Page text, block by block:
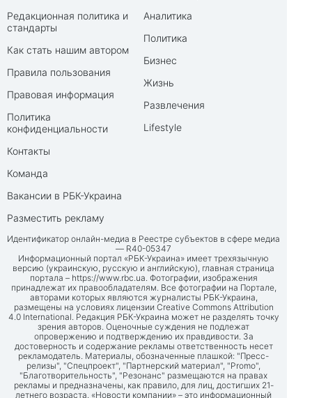
Редакционная политика и
стандарты
Как стать нашим автором
Правила пользования
Правовая информация
Политика
конфиденциальности
Контакты
Команда
Вакансии в РБК-Украина
Разместить рекламу
Аналитика
Политика
Бизнес
Жизнь
Развлечения
Lifestyle
Идентификатор онлайн-медиа в Реестре субъектов в сфере медиа
— R40-05347
Информационный портал «РБК-Украина» имеет трехязычную
версию (украинскую, русскую и английскую), главная страница
портала – https://www.rbc.ua. Фотографии, изображения
принадлежат их правообладателям. Все фотографии на Портале,
авторами которых являются журналисты РБК-Украина,
размещены на условиях лицензии Creative Commons Attribution
4.0 International. Редакция РБК-Украина может не разделять точку
зрения авторов. Оценочные суждения не подлежат
опровержению и подтверждению их правдивости. За
достоверность и содержание рекламы ответственность несет
рекламодатель. Материалы, обозначенные плашкой: "Пресс-
релизы", "Спецпроект", "Партнерский материал", "Promo",
"Благотворительность", "Резонанс" размещаются на правах
рекламы и предназначены, как правило, для лиц, достигших 21-
летнего возраста. «Новости компании» – это информационный